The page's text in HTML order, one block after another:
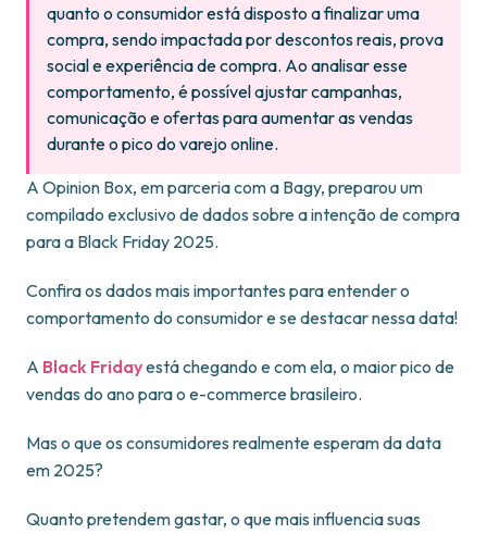
quanto o consumidor está disposto a finalizar uma
compra, sendo impactada por descontos reais, prova
social e experiência de compra. Ao analisar esse
comportamento, é possível ajustar campanhas,
comunicação e ofertas para aumentar as vendas
durante o pico do varejo online.
A Opinion Box, em parceria com a Bagy, preparou um
compilado exclusivo de dados sobre a intenção de compra
para a Black Friday 2025.
Confira os dados mais importantes para entender o
comportamento do consumidor e se destacar nessa data!
A Black Fridayestá chegando e com ela, o maior pico de
vendas do ano para o e-commerce brasileiro.
Mas o que os consumidores realmente esperam da data
em 2025?
Quanto pretendem gastar, o que mais influencia suas